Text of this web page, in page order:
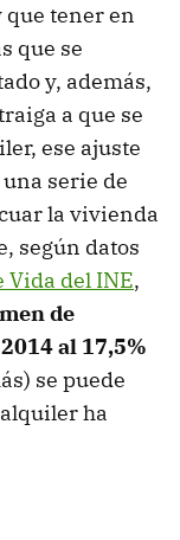
que tener en
que se
y, además,
a que se
ese ajuste
serie de
la vivienda
según datos
Vida del INE,
de
al 17,5%
se puede
ha